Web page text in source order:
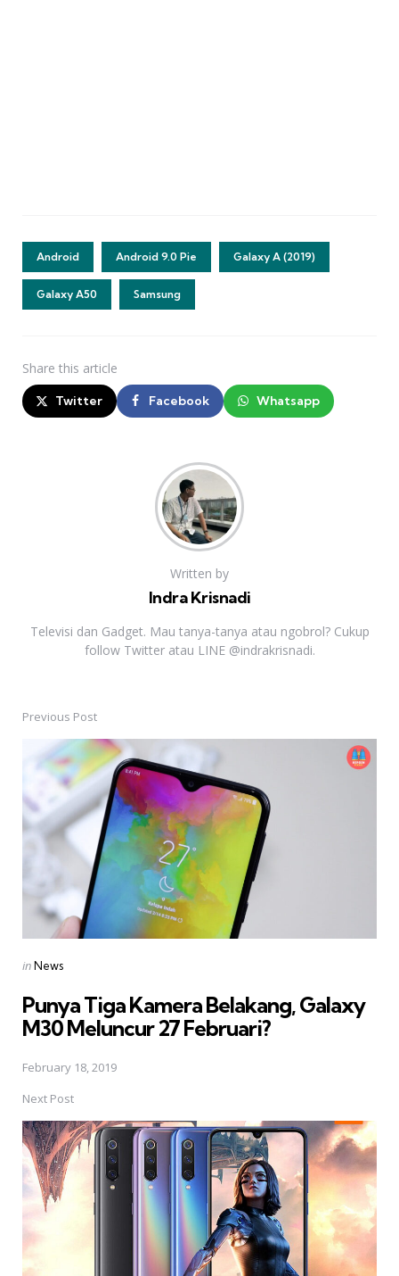
Android Android 9.0 Pie Galaxy A (2019)
Galaxy A50 Samsung
Share this article
Twitter Facebook Whatsapp
Written by
Indra Krisnadi
Televisi dan Gadget. Mau tanya-tanya atau ngobrol? Cukup
follow Twitter atau LINE @indrakrisnadi.
Post
navigation
Previous Post
Posted
inNews
Punya Tiga Kamera Belakang, Galaxy
M30 Meluncur 27 Februari?
February 18, 2019
Next Post